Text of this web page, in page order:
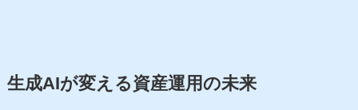
生成AIが変える資産運用の未来